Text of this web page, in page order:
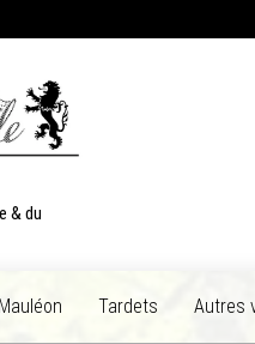
& du
Mauléon Tardets Autres